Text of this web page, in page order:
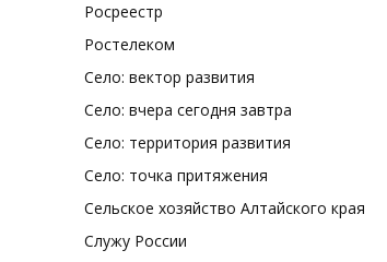
Росреестр
Ростелеком
Село: вектор развития
Село: вчера сегодня завтра
Село: территория развития
Село: точка притяжения
Сельское хозяйство Алтайского края
Служу России